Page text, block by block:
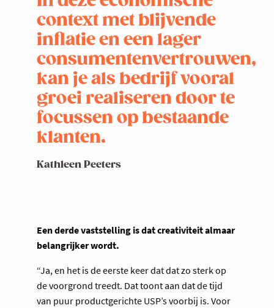
context met blijvende
inflatie en een lager
consumentenvertrouwen,
kan je als bedrijf vooral
groei realiseren door te
focussen op bestaande
klanten.
Kathleen Peeters
Een derde vaststelling is dat creativiteit almaar
belangrijker wordt.
“Ja, en het is de eerste keer dat dat zo sterk op
de voorgrond treedt. Dat toont aan dat de tijd
van puur productgerichte USP’s voorbij is. Voor